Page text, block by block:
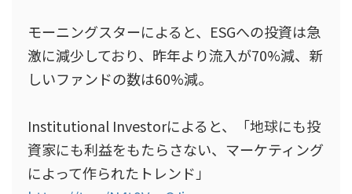
モーニングスターによると、ESGへの投資は急
激に減少しており、昨年より流入が70%減、新
しいファンドの数は60%減。
Institutional Investorによると、「地球にも投
資家にも利益をもたらさない、マーケティング
によって作られたトレンド」